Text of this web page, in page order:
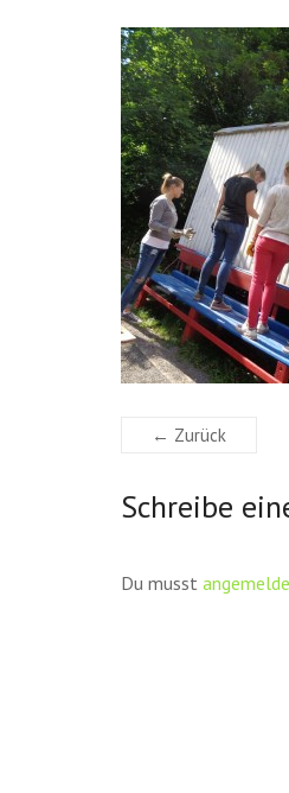
← Zurück
Schreibe
Du musst